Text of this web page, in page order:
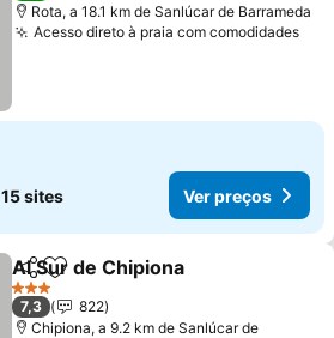
Rota, a 18.1 km de Sanlúcar de Barrameda
Acesso direto à praia com comodidades
15 sites Ver preços
PartilharAdicionar aos favoritos
Al Sur de Chipiona
3 Estrelas
7,3
822
Chipiona, a 9.2 km de Sanlúcar de